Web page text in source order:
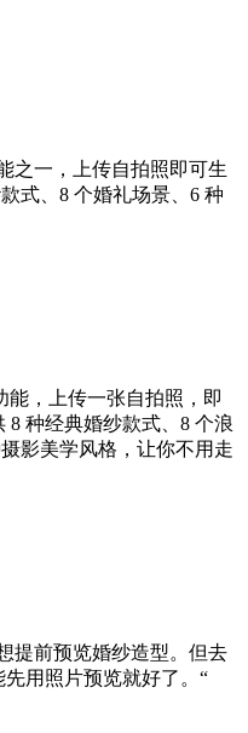
之一，上传自拍照即可生
式、8 个婚礼场景、6 种
能，上传一张自拍照，即
8 种经典婚纱款式、8 个浪
影美学风格，让你不用走
提前预览婚纱造型。但去
用照片预览就好了。“